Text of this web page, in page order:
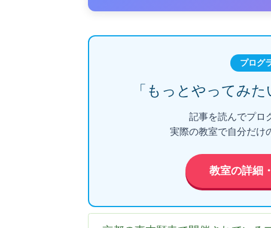
プログ
「もっとやってみた
記事を読んでプロ
実際の教室で自分だけ
教室の詳細